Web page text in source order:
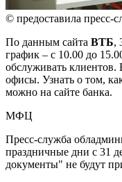
© предоставила пресс-
По данным сайта ВТБ,
график – с 10.00 до
обслуживать
офисы. Узнать о том,
можно на сайте банка.
МФЦ
Пресс-служба
праздничные дни с 31
документы" не будут